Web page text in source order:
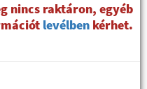
nincs raktáron, egyéb
levélben kérhet.